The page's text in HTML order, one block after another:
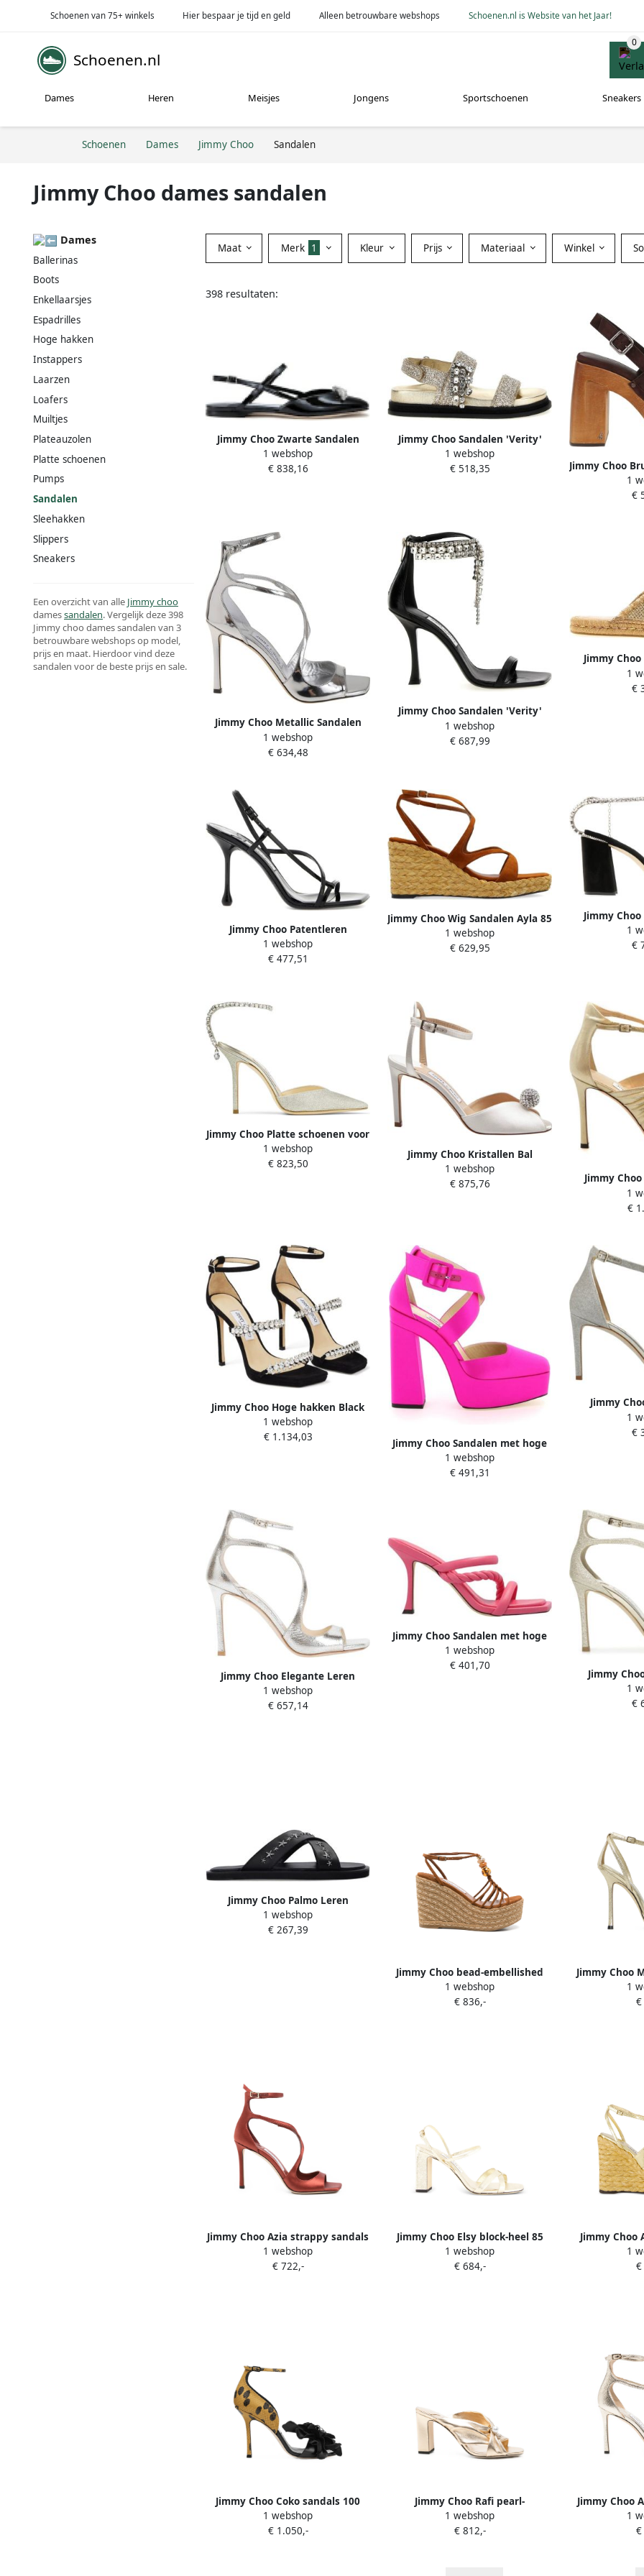
Schoenen van 75+ winkels Hier bespaar je tijd en geld Alleen betrouwbare webshops Schoenen.nl is Website van het Jaar!
Schoenen.nl
Dames Heren Meisjes Jongens Sportschoenen Sneakers
Schoenen Dames Jimmy Choo Sandalen
Jimmy Choo dames sandalen
Dames
Ballerinas
Boots
Enkellaarsjes
Espadrilles
Hoge hakken
Instappers
Laarzen
Loafers
Muiltjes
Plateauzolen
Platte schoenen
Pumps
Sandalen
Sleehakken
Slippers
Sneakers
Een overzicht van alle Jimmy choo
damessandalen. Vergelijk deze 398
Jimmy choo dames sandalen van 3
betrouwbare webshops op model,
prijs en maat. Hierdoor vind deze
sandalen voor de beste prijs en sale.
Maat Merk 1 Kleur Prijs Materiaal Winkel
398 resultaten:
Jimmy Choo Zwarte Sandalen
voor Vrouwen
1 webshop
€ 838,16
Jimmy Choo Sandalen 'Verity'
Sandals in beige
1 webshop
€ 518,35
Jimmy Choo
1
€
Jimmy Choo Metallic Sandalen
Verhoog Stijl Chic Ontwerp
1 webshop
€ 634,48
Jimmy Choo Sandalen 'Verity'
Sandals in zwart
1 webshop
€ 687,99
Jimmy
1
€
Jimmy Choo Patentleren
Sandalen met Kruisbanden Black
Dames
1 webshop
€ 477,51
Jimmy Choo Wig Sandalen Ayla 85
Brown Dames
1 webshop
€ 629,95
Jimmy
1
€
Jimmy Choo Platte schoenen voor
vrouwen
1 webshop
€ 823,50
Jimmy Choo Kristallen Bal
Satijnen Sandaal Ivoor Beige
Dames
1 webshop
€ 875,76
Jimmy
Sandalen1
€
Jimmy Choo Hoge hakken Black
Bing Sandals With Crustal
Embellishment In L in zwart
1 webshop
€ 1.134,03
Jimmy Choo Sandalen met hoge
hakken Purple Dames
1 webshop
€ 491,31
Jimmy
Sandalen met
1
€
Jimmy Choo Elegante Leren
Sandalen met Gevormde Bandjes
Beige Dames
1 webshop
€ 657,14
Jimmy Choo Sandalen met hoge
hakken Roze Dames
1 webshop
€ 401,70
Jimmy
Bandjes
1
€
Jimmy Choo Palmo Leren
Sandalen met Metalen Ster Detail
Black
1 webshop
€ 267,39
Jimmy Choo bead-embellished
wedge sandals Bruin
1 webshop
€ 836,-
Jimmy Choo
platinum
1
€
Jimmy Choo Azia strappy sandals
Rood
1 webshop
€ 722,-
Jimmy Choo Elsy block-heel 85
brilliance-fabric sandals Goud
1 webshop
€ 684,-
Jimmy Choo
leather
1
€
Jimmy Choo Coko sandals 100
Zwart
1 webshop
€ 1.050,-
Jimmy Choo Rafi pearl-
embellished sandals Goud
1 webshop
€ 812,-
Jimmy Choo
1
€